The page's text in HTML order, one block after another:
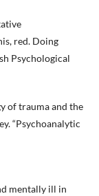
red. Doing
Psychological
of trauma and the
“Psychoanalytic
mentally ill in